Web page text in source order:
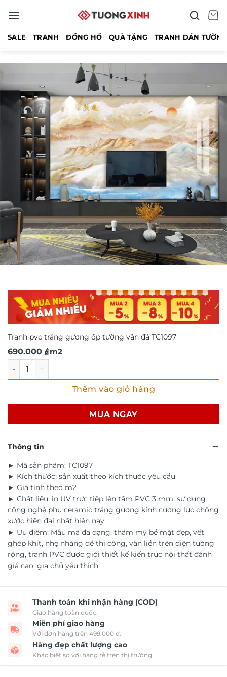
qua
SALE TRANH ĐỒNG HỒ QUÀ TẶNG TRANH DÁN
Tranh pvc tráng gương ốp tường vân đá TC1097
690.000 ₫
/ m2
Tranh pvc tráng gương ốp tường vân đá TC1097 số lượng
Thêm vào giỏ hàng
MUA NGAY
Thông tin
► Mã sản phẩm: TC1097
► Kích thước: sản xuất theo kích thước yêu cầu
► Giá tính theo m2
► Chất liệu: in UV trực tiếp lên tấm PVC 3 mm, sử dụng
công nghệ phủ ceramic tráng gương kính cường lực chống
xước hiện đại nhất hiện nay.
► Ưu điểm: Mẫu mã đa dạng, thẩm mỹ bề mặt đẹp, vết
ghép khít, nhẹ nhàng dễ thi công, vân liền trên diện tường
rộng, tranh PVC được giới thiết kế kiến trúc nội thất đánh
giá cao, gia chủ yêu thích.
Thanh toán khi nhận hàng (COD)
Giao hàng toàn quốc.
Miễn phí giao hàng
Với đơn hàng trên 499.000 đ.
Hàng đẹp chất lượng cao
Khác biệt so với hàng rẻ trên thị trường.